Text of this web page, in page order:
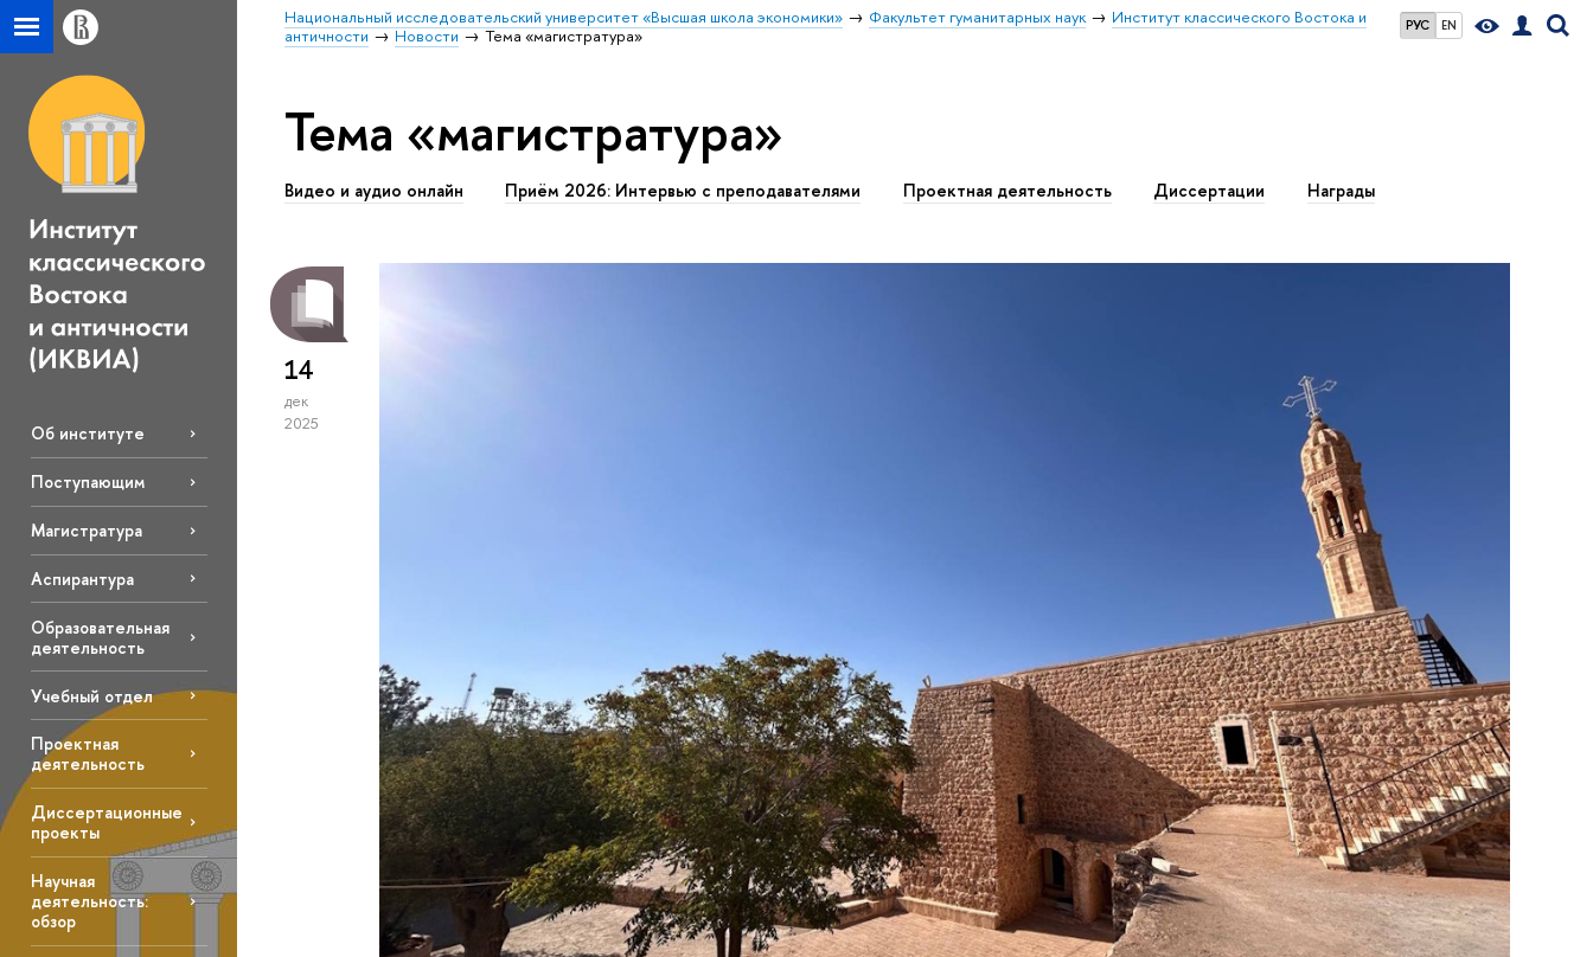
РУС EN
Национальный исследовательский университет «Высшая школа экономики» Факультет гуманитарных наук
Институт классического Востока и
античности
Новости Тема «магистратура»
Об институте
Поступающим
Магистратура
Аспирантура
Образовательная
деятельность
Учебный отдел
Проектная
деятельность
Диссертационные
проекты
Научная
деятельность:
обзор
Тема «магистратура»
Видео и аудио онлайн Приём 2026: Интервью с преподавателями Проектная деятельность Диссертации Награды
14
дек
2025